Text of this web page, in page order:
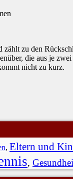
zählt zu den
die aus je
nicht zu kurz.
, Eltern und
,